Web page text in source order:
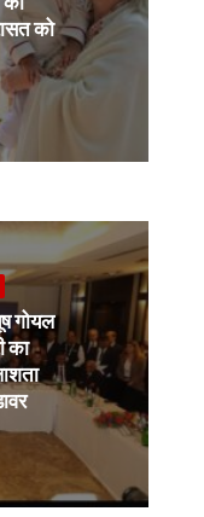
को
गोयल
का